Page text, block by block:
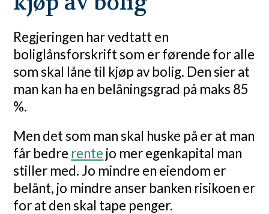
Regjeringen har vedtatt en
boliglånsforskrift som er førende for alle
som skal låne til kjøp av bolig. Den sier at
man kan ha en belåningsgrad på maks 85
%.
Men det som man skal huske på er at man
får bedre rente jo mer egenkapital man
stiller med. Jo mindre en eiendom er
belånt, jo mindre anser banken risikoen er
for at den skal tape penger.